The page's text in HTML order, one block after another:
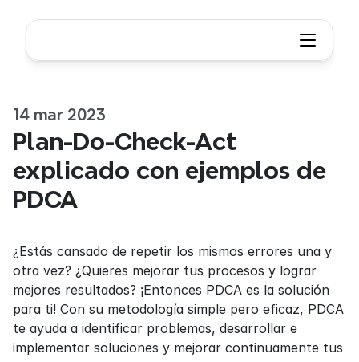
14 mar 2023
Plan-Do-Check-Act
explicado con ejemplos de
PDCA
¿Estás cansado de repetir los mismos errores una y
otra vez? ¿Quieres mejorar tus procesos y lograr
mejores resultados? ¡Entonces PDCA es la solución
para ti! Con su metodología simple pero eficaz, PDCA
te ayuda a identificar problemas, desarrollar e
implementar soluciones y mejorar continuamente tus